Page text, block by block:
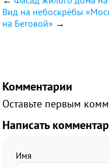
Вид на небоскрёбы
на Беговой» →
Комментарии
Оставьте первым
Написать
Имя